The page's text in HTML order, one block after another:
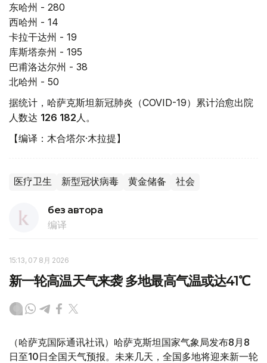
东哈州 - 280
西哈州 - 14
卡拉干达州 - 19
库斯塔奈州 - 195
巴甫洛达尔州 - 38
北哈州 - 50
据统计，哈萨克斯坦新冠肺炎（COVID-19）累计治愈出院
人数达 126 182 人。
【编译：木合塔尔·木拉提】
医疗卫生 新型冠状病毒 黄金储备 社会
без автора
编译
15:13, 07 8月 2026
新一轮高温天气来袭 多地最高气温或达41℃
（哈萨克国际通讯社讯）哈萨克斯坦国家气象局发布8月8
日至10日全国天气预报。未来几天，全国多地将迎来新一轮